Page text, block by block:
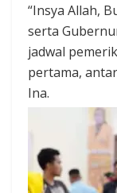
“Insya Allah,
serta
jadwal
pertama,
Ina.